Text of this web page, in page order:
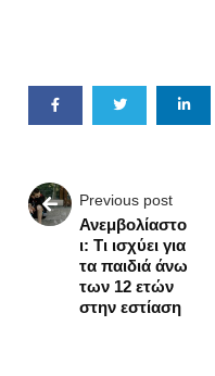
Previous post
Ανεμβολίαστο
ι: Τι ισχύει για
τα παιδιά άνω
των 12 ετών
στην εστίαση